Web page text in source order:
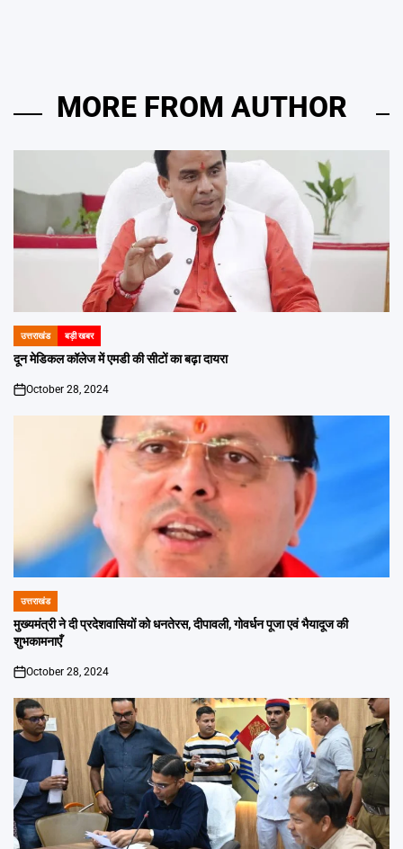
MORE FROM AUTHOR
POSTED
IN
उत्तराखंड बड़ी खबर
दून मेडिकल कॉलेज में एमडी की सीटों का बढ़ा दायरा
on
October 28, 2024
POSTED
IN
उत्तराखंड
मुख्यमंत्री ने दी प्रदेशवासियों को धनतेरस, दीपावली, गोवर्धन पूजा एवं भैयादूज की
शुभकामनाएँ
on
October 28, 2024